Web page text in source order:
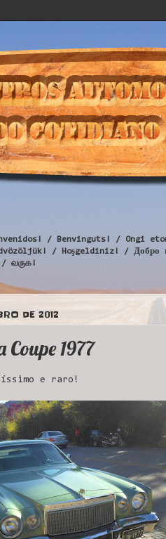
/ Benvinguts! / Ongi
/ Hoşgeldiniz! / Добро
/ வருக!
DE 2012
1977
e raro!